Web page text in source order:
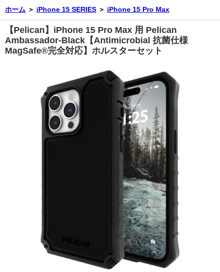
ホーム ＞ iPhone 15 SERIES ＞ iPhone 15 Pro Max
【Pelican】iPhone 15 Pro Max 用 Pelican
Ambassador-Black【Antimicrobial 抗菌仕様
MagSafe®完全対応】ホルスターセット